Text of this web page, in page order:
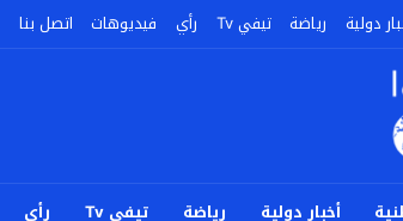
دولية رياضة تيفي Tv رأي فيديوهات اتصل بنا
أخبار دولية رياضة تيفي Tv رأي